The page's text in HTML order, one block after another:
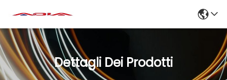
Dettagli Dei Prodotti